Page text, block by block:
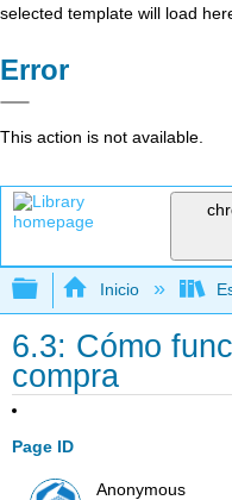
selected template will load
Error
This action is not available.
Expandir/
Inicio
6.3: Cómo
compra
Page ID
Anonymous